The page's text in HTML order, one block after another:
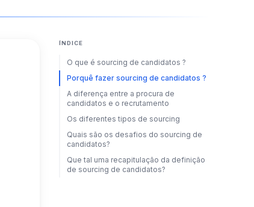
ÍNDICE
O que é sourcing de candidatos ?
Porquê fazer sourcing de candidatos ?
A diferença entre a procura de
candidatos e o recrutamento
Os diferentes tipos de sourcing
Quais são os desafios do sourcing de
candidatos?
Que tal uma recapitulação da definição
de sourcing de candidatos?